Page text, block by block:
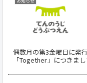
偶数月の第3金曜日に発
「Together」につきま